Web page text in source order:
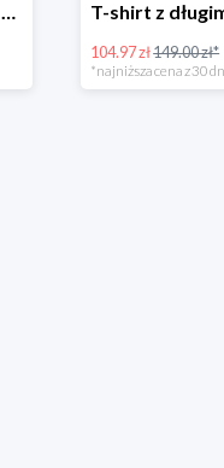
Spodenki piłkarskie dla dużych dzieci
104.97 zł149.00 zł*
*najniższa cena z 30